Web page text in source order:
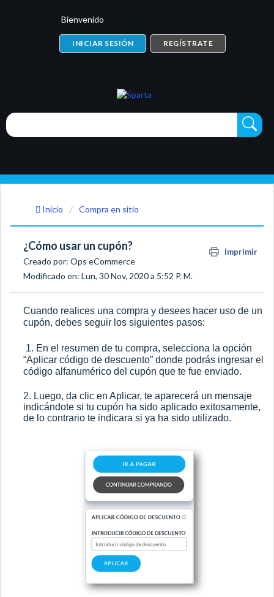
Bienvenido
INICIAR SESIÓN REGÍSTRATE
Inicio Compra en sitio
¿Cómo usar un cupón? Imprimir
Creado por: Ops eCommerce
Modificado en: Lun, 30 Nov, 2020 a 5:52 P. M.
Cuando realices una compra y desees hacer uso de un
cupón, debes seguir los siguientes pasos:
1. En el resumen de tu compra, selecciona la opción
“Aplicar código de descuento” donde podrás ingresar el
código alfanumérico del cupón que te fue enviado.
2. Luego, da clic en Aplicar, te aparecerá un mensaje
indicándote si tu cupón ha sido aplicado exitosamente,
de lo contrario te indicara si ya ha sido utilizado.